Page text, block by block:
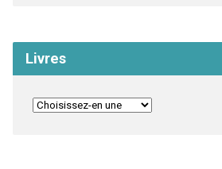
Livres